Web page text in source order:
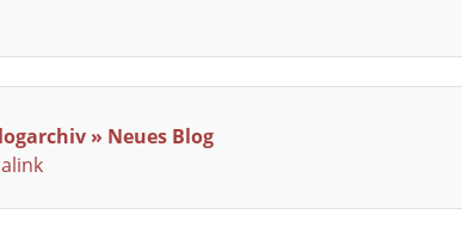
» Neues Blog